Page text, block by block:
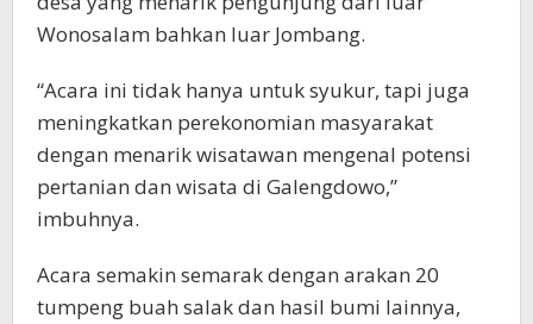
Wonosalam bahkan luar Jombang.
“Acara ini tidak hanya untuk syukur, tapi juga
meningkatkan perekonomian masyarakat
dengan menarik wisatawan mengenal potensi
pertanian dan wisata di Galengdowo,”
imbuhnya.
Acara semakin semarak dengan arakan 20
tumpeng buah salak dan hasil bumi lainnya,